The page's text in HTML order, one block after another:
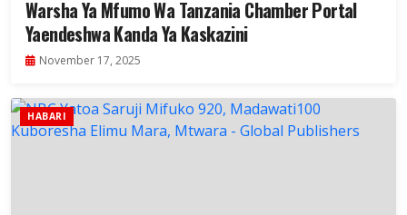
Warsha Ya Mfumo Wa Tanzania Chamber Portal
Yaendeshwa Kanda Ya Kaskazini
November 17, 2025
HABARI